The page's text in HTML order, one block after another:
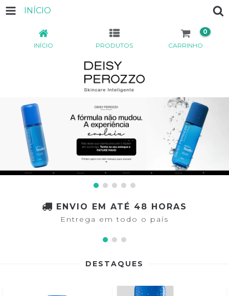
INÍCIO
INÍCIO PRODUTOS CARRINHO
0
ENVIO EM ATÉ 48 HORAS
Entrega em todo o país
DESTAQUES